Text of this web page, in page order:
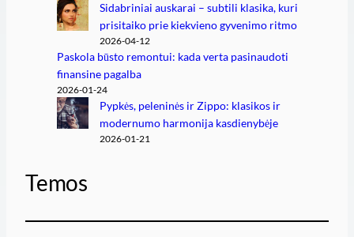
Sidabriniai auskarai – subtili klasika, kuri
prisitaiko prie kiekvieno gyvenimo ritmo
2026-04-12
Paskola būsto remontui: kada verta pasinaudoti
finansine pagalba
2026-01-24
Pypkės, peleninės ir Zippo: klasikos ir
modernumo harmonija kasdienybėje
2026-01-21
Temos